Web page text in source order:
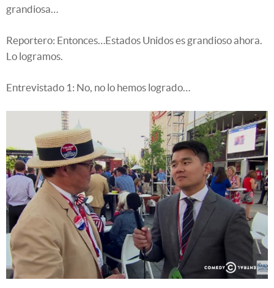
grandiosa…
Reportero: Entonces…Estados Unidos es grandioso ahora.
Lo logramos.
Entrevistado 1: No, no lo hemos logrado…